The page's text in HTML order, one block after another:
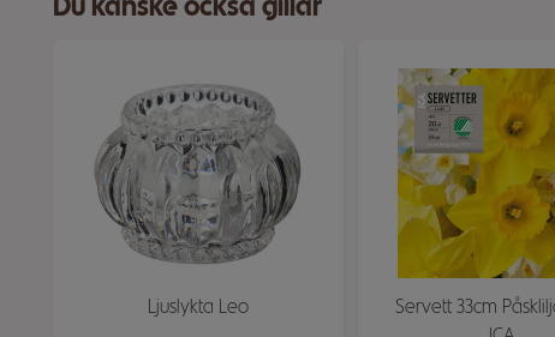
Ljuslykta Leo
Servett 33cm